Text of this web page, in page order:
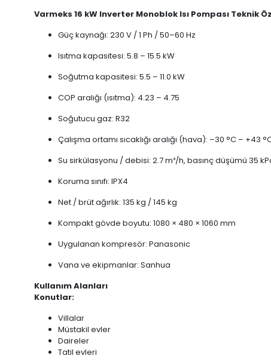
Varmeks 16 kW Inverter Monoblok Isı Pompası Teknik
Güç kaynağı: 230 V / 1 Ph / 50–60 Hz
Isıtma kapasitesi: 5.8 – 15.5 kW
Soğutma kapasitesi: 5.5 – 11.0 kW
COP aralığı (ısıtma): 4.23 – 4.75
Soğutucu gaz: R32
Çalışma ortamı sıcaklığı aralığı (hava): –30 °C – +43
Su sirkülasyonu / debisi: 2.7 m³/h, basınç düşümü 35
Koruma sınıfı: IPX4
Net / brüt ağırlık: 135 kg / 145 kg
Kompakt gövde boyutu: 1080 × 480 × 1060 mm
Uygulanan kompresör: Panasonic
Vana ve ekipmanlar: Sanhua
Kullanım Alanları
Konutlar:
Villalar
Müstakil evler
Daireler
Tatil evleri